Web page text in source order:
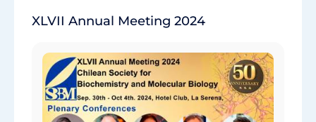
XLVII Annual Meeting 2024